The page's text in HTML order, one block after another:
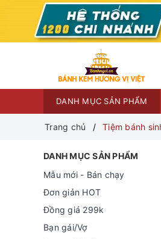
DANH MỤC SẢN PHẨM
Trang chủ Tiệm bánh
DANH MỤC SẢN PHẨM
Mẫu mới - Bán chạy
Đơn giản HOT
Đồng giá 299k
Bạn gái/Vợ